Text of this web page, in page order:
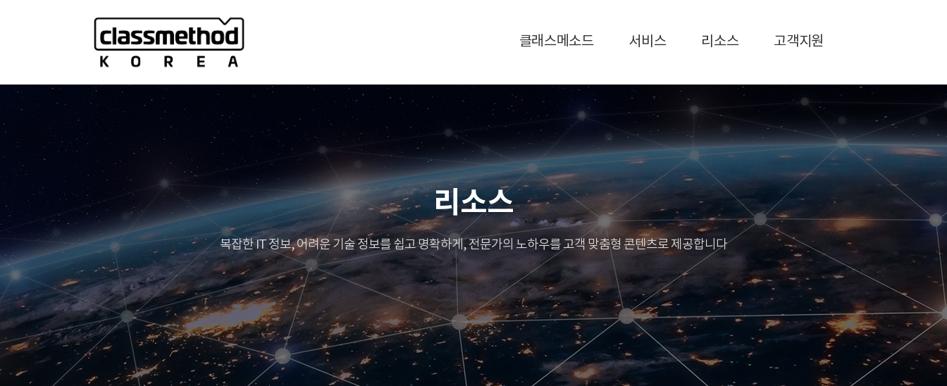
클래스메소드 서비스 리소스 고객지원
리소스
복잡한 IT 정보, 어려운 기술 정보를 쉽고 명확하게, 전문가의 노하우를 고객 맞춤형 콘텐츠로 제공합니다